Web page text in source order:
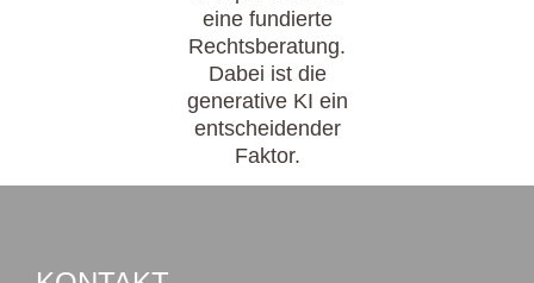
eine fundierte
Rechtsberatung.
Dabei ist die
generative KI ein
entscheidender
Faktor.